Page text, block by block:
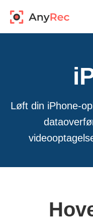
Løft din iPhone-